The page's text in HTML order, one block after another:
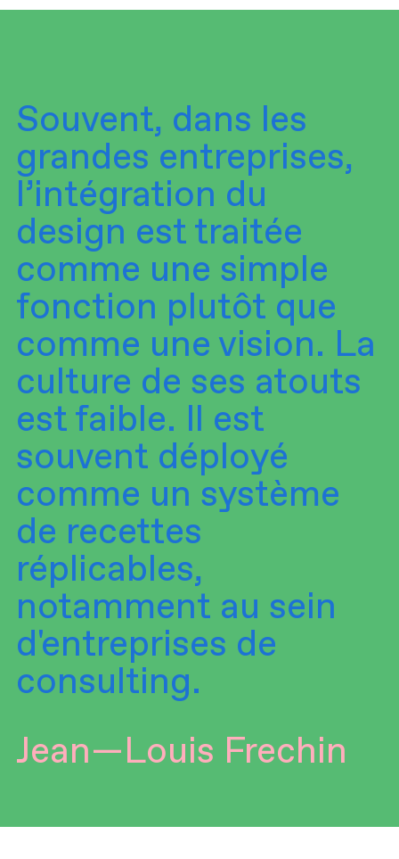
Souvent, dans les
grandes entreprises,
l’intégration du
design est traitée
comme une simple
fonction plutôt que
comme une vision. La
culture de ses atouts
est faible. Il est
souvent déployé
comme un système
de recettes
réplicables,
notamment au sein
d'entreprises de
consulting.
Jean—Louis Frechin